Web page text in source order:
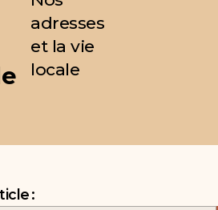
adresses
et la vie
locale
: